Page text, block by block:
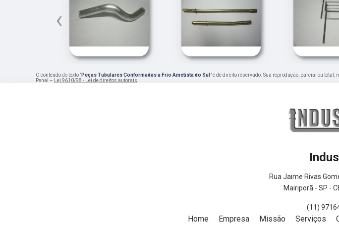
‹
O conteúdo do texto "Peças Tubulares Conformadas a Frio Ametista do Sul " é de direito reservado. Sua reprodução, parcial ou
Penal – Lei 9610/98 - Lei de direitos autorais.
Rua Jaime Rivas
Mairiporã - SP -
(11)
Home Empresa Missão Serviços